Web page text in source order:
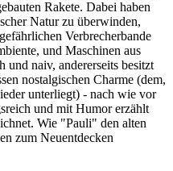
Rakete. Dabei haben
Natur zu überwinden,
Verbrecherbande
und Maschinen aus
und naiv, andererseits besitzt
nostalgischen Charme (dem,
unterliegt) - nach wie vor
und mit Humor erzählt
Wie "Pauli" den alten
zum Neuentdecken